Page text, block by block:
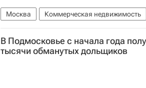
Москва Коммерческая недвижимость
Коронавирус в России
Торговая
В Подмосковье с начала года
тысячи обманутых дольщиков